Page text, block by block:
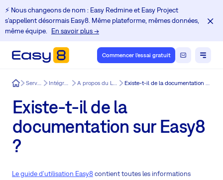
⚡️ Nous changeons de nom : Easy Redmine et Easy Project
s'appellent désormais Easy8. Même plateforme, mêmes données,
même équipe.
En savoir plus →
Commencer l'essai gratuit
Easy8 Services Intégration A propos du Logiciel Existe-t-il de la documentation sur Easy8 ?
Existe-t-il de la
documentation sur Easy8
?
Le guide d’utilisation Easy8contient toutes les informations